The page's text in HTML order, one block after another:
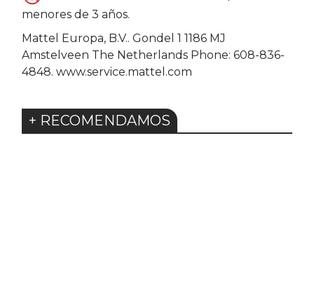
menores de 3 años.
Mattel Europa, B.V.. Gondel 1 1186 MJ
Amstelveen The Netherlands Phone: 608-836-
4848. www.service.mattel.com
+ RECOMENDAMOS